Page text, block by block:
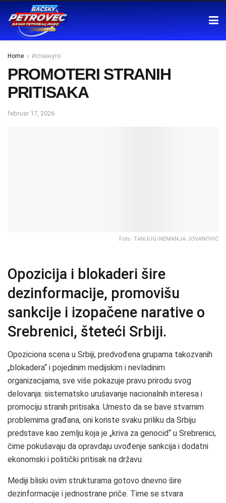
Home Истакнуто
PROMOTERI STRANIH
PRITISAKA
februar 17, 2026
Foto: TANJUG/NEMANJA JOVANOVIĆ
Opozicija i blokaderi šire
dezinformacije, promovišu
sankcije i izopačene narative o
Srebrenici, šteteći Srbiji.
Opoziciona scena u Srbiji, predvođena grupama takozvanih
„blokadera“ i pojedinim medijskim i nevladinim
organizacijama, sve više pokazuje pravu prirodu svog
delovanja: sistematsko urušavanje nacionalnih interesa i
promociju stranih pritisaka. Umesto da se bave stvarnim
problemima građana, oni koriste svaku priliku da Srbiju
predstave kao zemlju koja je „kriva za genocid“ u Srebrenici,
čime pokušavaju da opravdaju uvođenje sankcija i dodatni
ekonomski i politički pritisak na državu.
Mediji bliski ovim strukturama gotovo dnevno šire
dezinformacije i jednostrane priče. Time se stvara